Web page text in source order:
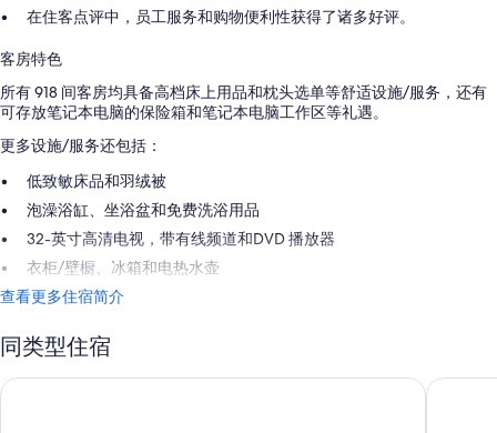
在住客点评中，员工服务和购物便利性获得了诸多好评。
客房特色
所有 918 间客房均具备高档床上用品和枕头选单等舒适设施/服务，还有
可存放笔记本电脑的保险箱和笔记本电脑工作区等礼遇。
更多设施/服务还包括：
低致敏床品和羽绒被
泡澡浴缸、坐浴盆和免费洗浴用品
32-英寸高清电视，带有线频道和DVD 播放器
衣柜/壁橱、冰箱和电热水壶
查看更多住宿简介
同类型住宿
东京皇家王子大饭店花园塔 - 璞富腾酒店及度假村，LVX 精选
第一酒